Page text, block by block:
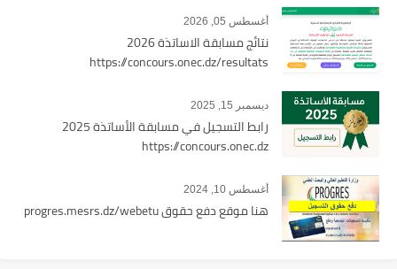
أغسطس 05, 2026
نتائج مسابقة الاساتذة 2026
https://concours.onec.dz/resultats
ديسمبر 15, 2025
رابط التسجيل في مسابقة الأساتذة 2025
https://concours.onec.dz
أغسطس 10, 2024
هنا موقع دفع حقوق progres.mesrs.dz/webetu